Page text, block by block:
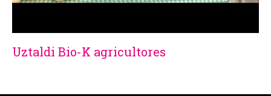
Uztaldi Bio-K agricultores